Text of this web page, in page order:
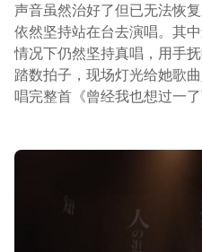
声音虽然治好了但已无法恢
依然坚持站在台去演唱。其
情况下仍然坚持真唱，用手
踏数拍子，现场灯光给她歌
唱完整首《曾经我也想过一了